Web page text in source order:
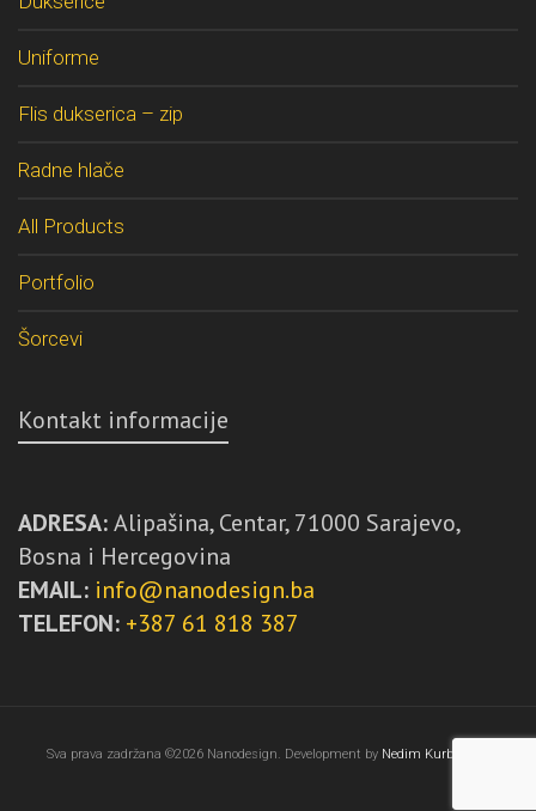
Uniforme
Flis dukserica – zip
Radne hlače
All Products
Portfolio
Šorcevi
Kontakt informacije
ADRESA:Alipašina, Centar, 71000 Sarajevo,
Bosna i Hercegovina
EMAIL: info@nanodesign.ba
TELEFON: +387 61 818 387
Sva prava zadržana ©2026 Nanodesign. Development by Nedim Kurbegović